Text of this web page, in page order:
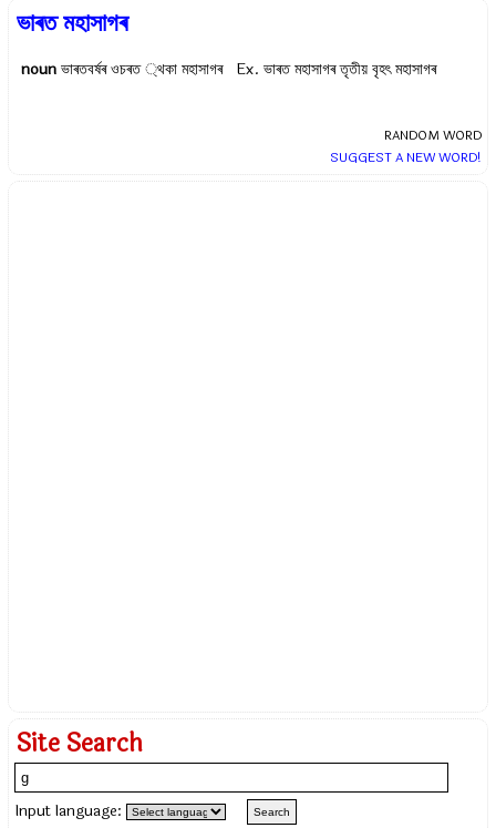
ভাৰত মহাসাগৰ
noun ভাৰতবর্ষৰ ওচৰত ্থকা মহাসাগৰ Ex.ভাৰত মহাসাগৰ তৃতীয় বৃহৎ মহাসাগৰ
RANDOM WORD
SUGGEST A NEW WORD!
Site Search
Input language: